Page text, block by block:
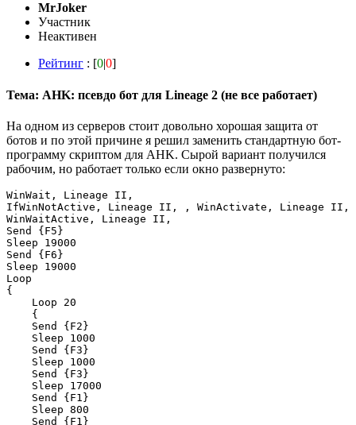
MrJoker
Участник
Неактивен
Рейтинг : [0|0]
Тема: AHK: псевдо бот для Lineage 2 (не все работает)
На одном из серверов стоит довольно хорошая защита от
ботов и по этой причине я решил заменить стандартную бот-
программу скриптом для AHK. Сырой вариант получился
рабочим, но работает только если окно развернуто:
WinWait, Lineage II,
IfWinNotActive, Lineage II, , WinActivate, Lineage II,
WinWaitActive, Lineage II,
Send {F5}
Sleep 19000
Send {F6}
Sleep 19000
Loop
{
    Loop 20
    {
    Send {F2}
    Sleep 1000
    Send {F3}
    Sleep 1000
    Send {F3}
    Sleep 17000
    Send {F1}
    Sleep 800
    Send {F1}